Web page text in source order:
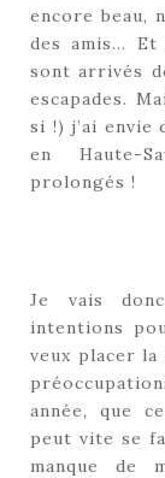
encore beau,
des amis… Et
sont arrivés
escapades.
si !) j’ai envie
en Haute-
prolongés !
Je vais
intentions
veux placer
année, que
peut vite se
manque de